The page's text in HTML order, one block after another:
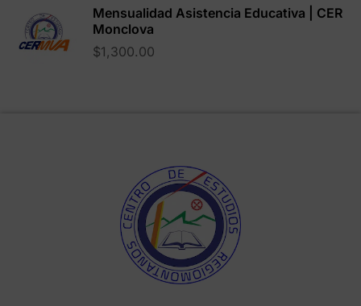
Mensualidad Asistencia Educativa | CER
Monclova
$1,300.00